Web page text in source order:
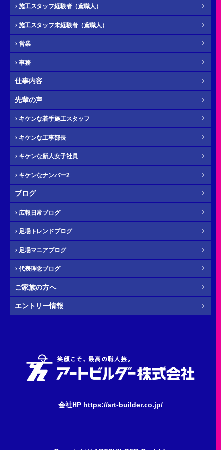
ふりがな
必須 電話番号（携帯）
必須 メール
必須 年齢
任意 その他・お問い合わせ内容
施工スタッフ経験者（鳶職人）
施工スタッフ未経験者（鳶職人）
営業
事務
仕事内容
先輩の声
キケンな若手施工スタッフ
キケンな工事部長
キケンな新人女子社員
キケンなナンバー2
ブログ
広報日常ブログ
足場トレンドブログ
足場マニアブログ
代表理念ブログ
ご家族の方へ
エントリー情報
会社HP https://art-builder.co.jp/